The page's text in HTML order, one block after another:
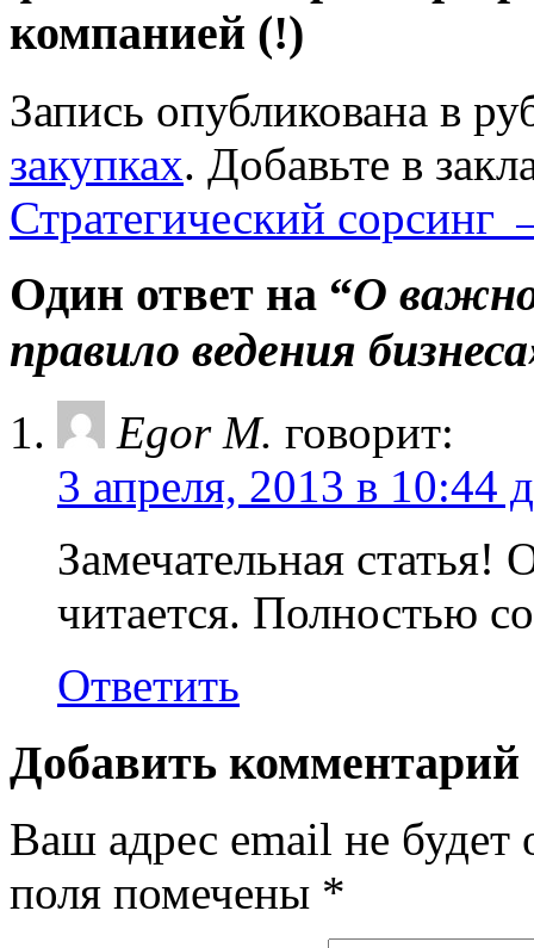
компанией (!)
Запись опубликована в
закупках. Добавьте в
Стратегический сорсинг
Один ответ на “О
правило ведения
Egor M. говорит:
3 апреля, 2013 в 10:44
Замечательная статья!
читается. Полностью
Ответить
Добавить комментарий
Ваш адрес email не будет
поля помечены *